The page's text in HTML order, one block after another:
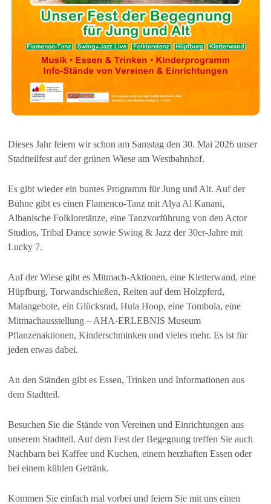
Dieses Jahr feiern wir schon am Samstag den 30. Mai 2026 unser
Stadtteilfest auf der grünen Wiese am Westbahnhof.
Es gibt wieder ein buntes Programm für Jung und Alt. Auf der
Bühne gibt es einen Flamenco-Tanz mit Alya Al Kanani,
Albanische Folkloretänze, eine Tanzvorführung von den Actor
Studios, Tribal Dance sowie Swing & Jazz der 30er-Jahre mit
Lucky 7.
Auf der Wiese gibt es Mitmach-Aktionen, eine Kletterwand, eine
Hüpfburg, Torwandschießen, Reiten auf dem Holzpferd,
Malangebote, ein Glücksrad, Hula Hoop, eine Tombola, eine
Mitmachausstellung – AHA-ERLEBNIS Museum
Pflanzenaktionen, Kinderschminken und vieles mehr. Es ist für
jeden etwas dabei.
An den Ständen gibt es Essen, Trinken und Informationen aus
dem Stadtteil.
Besuchen Sie die Stände von Vereinen und Einrichtungen aus
unserem Stadtteil. Auf dem Fest der Begegnung treffen Sie auch
Nachbarn bei Kaffee und Kuchen, einem herzhaften Essen oder
bei einem kühlen Getränk.
Kommen Sie einfach mal vorbei und feiern Sie mit uns einen